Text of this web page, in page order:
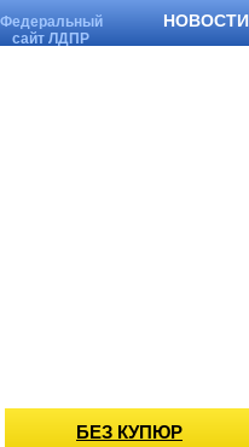
Федеральный
сайт ЛДПР
НОВОСТИ
БЕЗ КУПЮР